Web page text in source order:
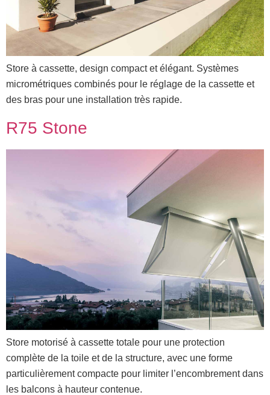
Store à cassette, design compact et élégant. Systèmes
micrométriques combinés pour le réglage de la cassette et
des bras pour une installation très rapide.
R75 Stone
Store motorisé à cassette totale pour une protection
complète de la toile et de la structure, avec une forme
particulièrement compacte pour limiter l’encombrement dans
les balcons à hauteur contenue.